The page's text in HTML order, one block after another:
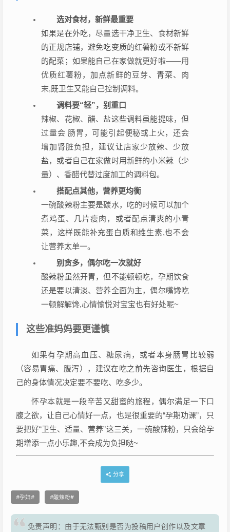
选对食材，新鲜最重要
如果是在外吃，尽量选干净卫生、食材新鲜
的正规店铺，避免吃变质的红薯粉或不新鲜
的配菜；如果能自己在家做就更好啦——用
优质红薯粉，加点新鲜的豆芽、青菜、肉
末,既卫生又能自己控制调料。
调料要“轻”，别重口
辣椒、花椒、醋、盐这些调料虽能提味，但
过量会 肠胃，可能引起便秘或上火，还会
增加肾脏负担，建议让店家少放辣、少放
盐，或者自己在家做时用新鲜的小米辣（少
量）、香醋代替过度加工的调料包。
搭配点其他，营养更均衡
一碗酸辣粉主要是碳水，吃的时候可以加个
煮鸡蛋、几片瘦肉，或者配点清爽的小青
菜，这样既能补充蛋白质和维生素,也不会
让营养太单一。
别贪多，偶尔吃一次就好
酸辣粉虽然开胃，但不能顿顿吃，孕期饮食
还是要以清淡、营养全面为主，偶尔嘴馋吃
一顿解解馋,心情愉悦对宝宝也有好处呢~
这些准妈妈要更谨慎
如果有孕期高血压、糖尿病，或者本身肠胃比较弱
（容易胃痛、腹泻），建议在吃之前先咨询医生，根据自
己的身体情况决定要不要吃、吃多少。
怀孕本就是一段辛苦又甜蜜的旅程，偶尔满足一下口
腹之欲，让自己心情好一点，也是很重要的“孕期功课”，只
要把好“卫生、适量、营养”这三关，一碗酸辣粉，只会给孕
期增添一点小乐趣,不会成为负担哒~
分享
孕妇 酸辣粉
免责声明：由于无法甄别是否为投稿用户创作以及文章